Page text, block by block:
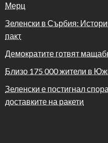
Мерц
Зеленски в Сърбия:
пакт
Демократите готвят
Близо 175 000 жители в
Зеленски е постигнал
доставките на ракети